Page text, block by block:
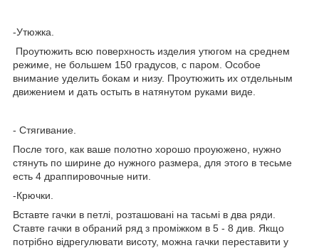
-Утюжка.
Проутюжить всю поверхность изделия утюгом на среднем
режиме, не большем 150 градусов, с паром. Особое
внимание уделить бокам и низу. Проутюжить их отдельным
движением и дать остыть в натянутом руками виде.
- Стягивание.
После того, как ваше полотно хорошо проуюжено, нужно
стянуть по ширине до нужного размера, для этого в тесьме
есть 4 драппировочные нити.
-Крючки.
Вставте гачки в петлі, розташовані на тасьмі в два ряди.
Ставте гачки в обраний ряд з проміжком в 5 - 8 див. Якщо
потрібно відрегулювати висоту, можна гачки переставити у